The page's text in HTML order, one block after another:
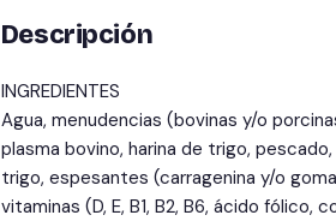
Descripción
INGREDIENTES
Agua, menudencias (bovinas y/o
plasma bovino, harina de trigo,
trigo, espesantes (carragenina y/o
vitaminas (D, E, B1, B2, B6, ácido